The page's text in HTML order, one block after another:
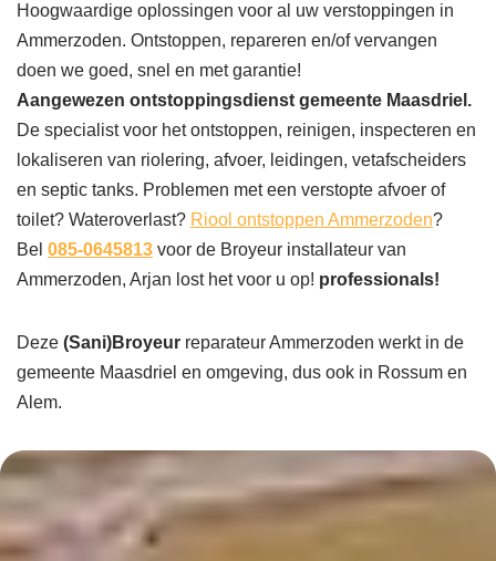
Hoogwaardige oplossingen voor al uw verstoppingen in
Ammerzoden. Ontstoppen, repareren en/of vervangen
doen we goed, snel en met garantie!
Aangewezen ontstoppingsdienst gemeente Maasdriel.
De specialist voor het ontstoppen, reinigen, inspecteren en
lokaliseren van riolering, afvoer, leidingen, vetafscheiders
en septic tanks. Problemen met een verstopte afvoer of
toilet? Wateroverlast? Riool ontstoppen Ammerzoden?
Bel 085-0645813 voor de Broyeur installateur van
Ammerzoden, Arjan lost het voor u op! professionals!
Deze (Sani)Broyeur reparateur Ammerzoden werkt in de
gemeente Maasdriel en omgeving, dus ook in Rossum en
Alem.